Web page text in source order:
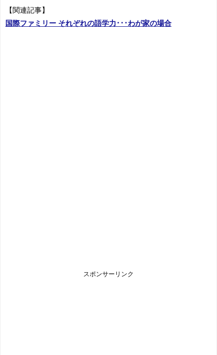
【関連記事】
国際ファミリー それぞれの語学力･･･わが家の場合
スポンサーリンク